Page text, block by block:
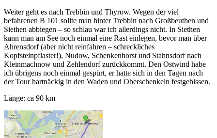
Weiter geht es nach Trebbin und Thyrow. Wegen der viel
befahrenen B 101 sollte man hinter Trebbin nach Großbeuthen und
Siethen abbiegen – so schlau war ich allerdings nicht. In Siethen
kann man am See noch einmal eine Rast einlegen, bevor man über
Ahrensdorf (aber nicht reinfahren – schreckliches
Kopfsteinpflaster!), Nudow, Schenkenhorst und Stahnsdorf nach
Kleinmachnow und Zehlendorf zurückkommt. Den Ostwind habe
ich übrigens noch einmal gespürt, er hatte sich in den Tagen nach
der Tour hartnäckig in den Waden und Oberschenkeln festgebissen.
Länge: ca 90 km